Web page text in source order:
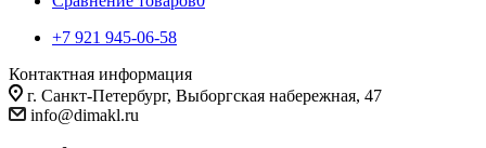
+7 921 945-06-58
Контактная информация
г. Санкт-Петербург, Выборгская набережная, 47
info@dimakl.ru